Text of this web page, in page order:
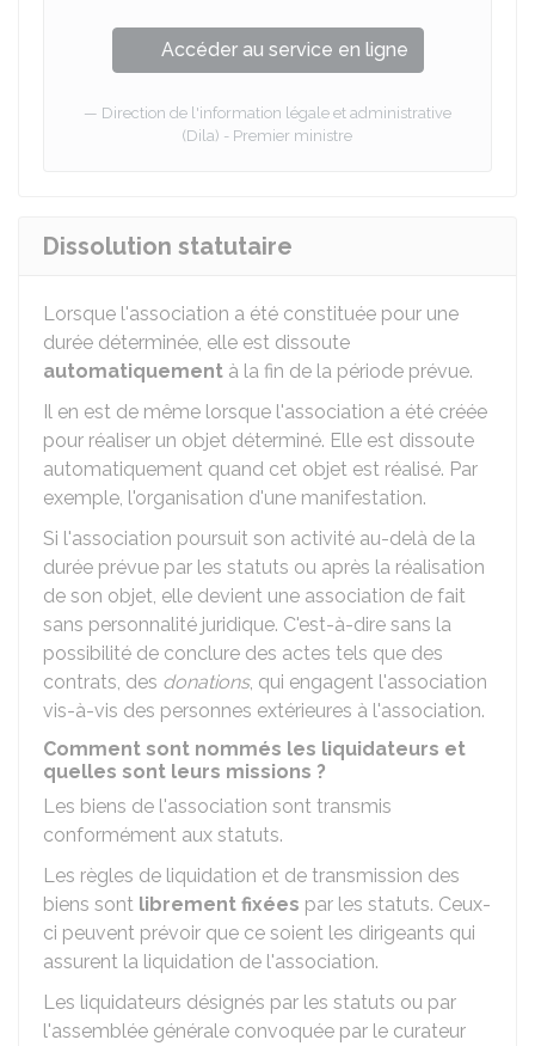
Accéder au service en ligne
Direction de l'information légale et administrative
(Dila) - Premier ministre
Dissolution statutaire
Lorsque l'association a été constituée pour une
durée déterminée, elle est dissoute
automatiquement à la fin de la période prévue.
Il en est de même lorsque l'association a été créée
pour réaliser un objet déterminé. Elle est dissoute
automatiquement quand cet objet est réalisé. Par
exemple, l'organisation d'une manifestation.
Si l'association poursuit son activité au-delà de la
durée prévue par les statuts ou après la réalisation
de son objet, elle devient une association de fait
sans personnalité juridique. C'est-à-dire sans la
possibilité de conclure des actes tels que des
contrats, des donations, qui engagent l'association
vis-à-vis des personnes extérieures à l'association.
Comment sont nommés les liquidateurs et
quelles sont leurs missions ?
Les biens de l'association sont transmis
conformément aux statuts.
Les règles de liquidation et de transmission des
biens sont librement fixées par les statuts. Ceux-
ci peuvent prévoir que ce soient les dirigeants qui
assurent la liquidation de l'association.
Les liquidateurs désignés par les statuts ou par
l'assemblée générale convoquée par le curateur